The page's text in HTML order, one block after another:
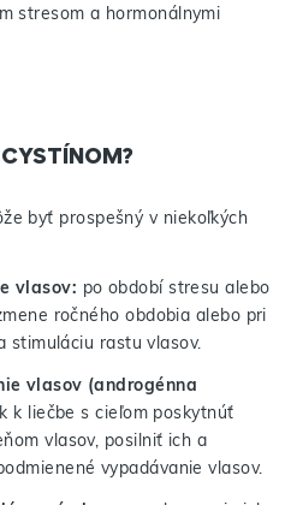
stresom a hormonálnymi
byť prospešný v niekoľkých
vlasov: po období stresu alebo
ročného obdobia alebo pri
stimuláciu rastu vlasov.
vlasov (androgénna
k liečbe s cieľom poskytnúť
vlasov, posilniť ich a
vypadávanie vlasov.